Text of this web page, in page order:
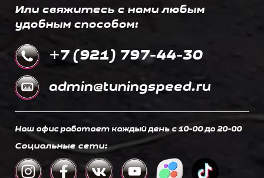
Или свяжитесь с нами любым
удобным способом:
+7 (921) 797-44-30
admin@tuningspeed.ru
Наш офис работает каждый день c 10-00 до 20-00
Социальные сети: